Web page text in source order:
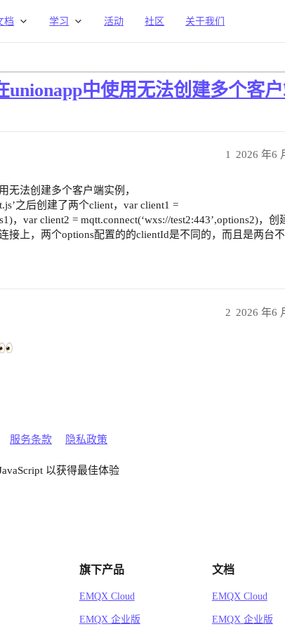
档 学习 活动 社区 关于我们
unionapp中使用无法创建多个客
2026 年6
1
无法创建多个客户端实例，
之后创建了两个client，var client1 =
，var client2 = mqtt.connect(‘wxs://test2:443’,options2)，
接上，两个options配置的的clientId是不同的，而且是两台
2026 年6
2
服务条款 隐私政策
以获得最佳体验
旗下产品
EMQX Cloud
EMQX 企业版
文档
EMQX Cloud
EMQX 企业版